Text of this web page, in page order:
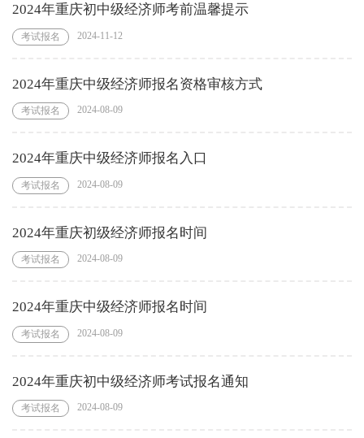
2024年重庆初中级经济师考前温馨提示
考试报名 2024-11-12
2024年重庆中级经济师报名资格审核方式
考试报名 2024-08-09
2024年重庆中级经济师报名入口
考试报名 2024-08-09
2024年重庆初级经济师报名时间
考试报名 2024-08-09
2024年重庆中级经济师报名时间
考试报名 2024-08-09
2024年重庆初中级经济师考试报名通知
考试报名 2024-08-09